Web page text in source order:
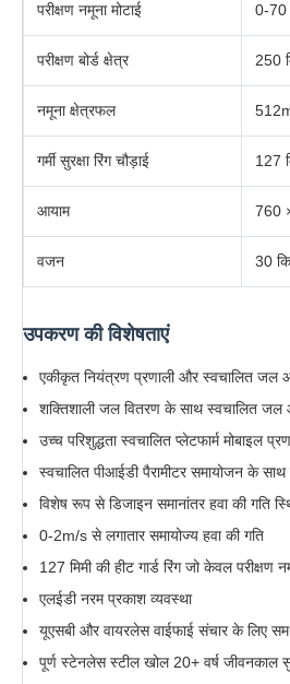
परीक्षण नमूना मोटाई 0-70
परीक्षण बोर्ड क्षेत्र 250
नमूना क्षेत्रफल
गर्मी सुरक्षा रिंग चौड़ाई 127
आयाम 760
वजन 30
उपकरण की विशेषताएं
एकीकृत नियंत्रण प्रणाली और स्वचालित जल
शक्तिशाली जल वितरण के साथ स्वचालित जल
उच्च परिशुद्धता स्वचालित प्लेटफार्म मोबाइल
स्वचालित पीआईडी पैरामीटर समायोजन के साथ
विशेष रूप से डिजाइन समानांतर हवा की गति
0-2m/s से लगातार समायोज्य हवा की गति
127 मिमी की हीट गार्ड रिंग जो केवल
एलईडी नरम प्रकाश व्यवस्था
यूएसबी और वायरलेस वाईफाई संचार के लिए
पूर्ण स्टेनलेस स्टील खोल 20+ वर्ष जीवनकाल